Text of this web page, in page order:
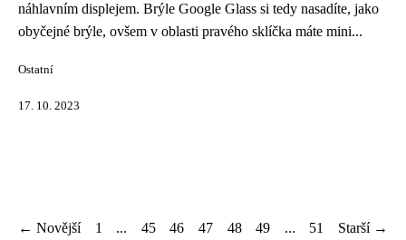
náhlavním displejem. Brýle Google Glass si tedy nasadíte, jako
obyčejné brýle, ovšem v oblasti pravého sklíčka máte mini...
Ostatní
17. 10. 2023
← Novější 1 ... 45 46 47 48 49 ... 51 Starší →